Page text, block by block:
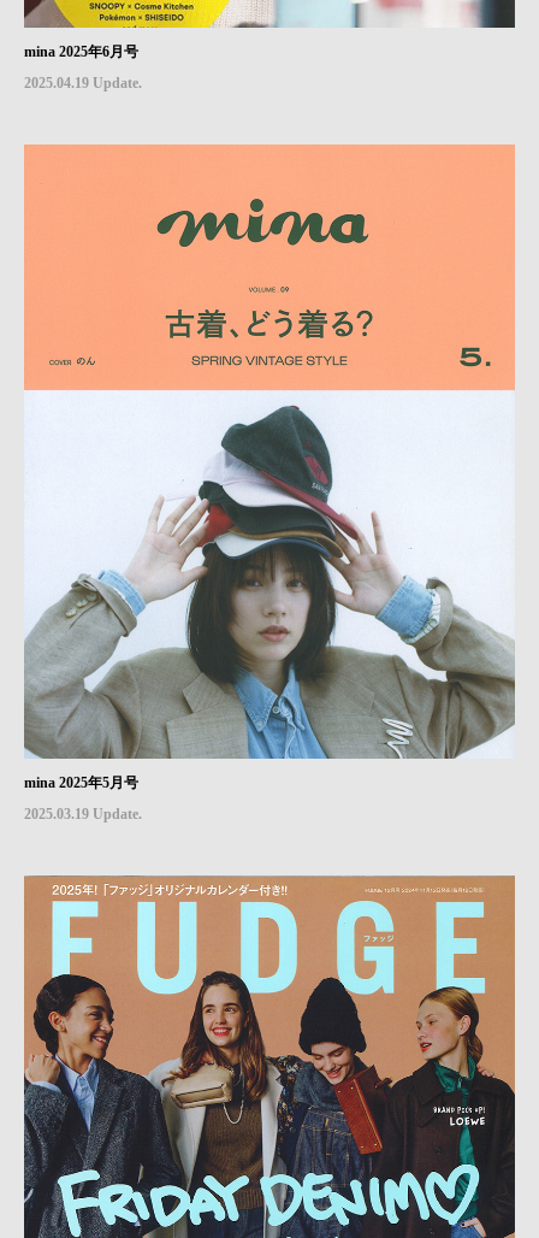
mina 2025年6月号
2025.04.19 Update.
mina 2025年5月号
2025.03.19 Update.